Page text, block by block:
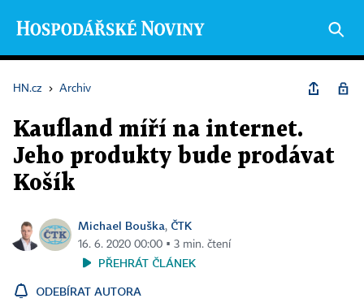
HN.cz › Archiv
Kaufland míří na internet.
Jeho produkty bude prodávat
Košík
Michael Bouška, ČTK
16. 6. 2020 00:00 ▪ 3 min. čtení
PŘEHRÁT ČLÁNEK
ODEBÍRAT AUTORA